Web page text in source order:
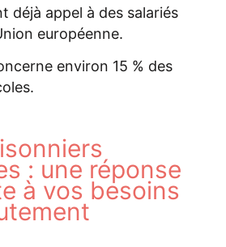
déjà appel à des salariés
européenne.
environ 15 % des
: une réponse
à vos besoins